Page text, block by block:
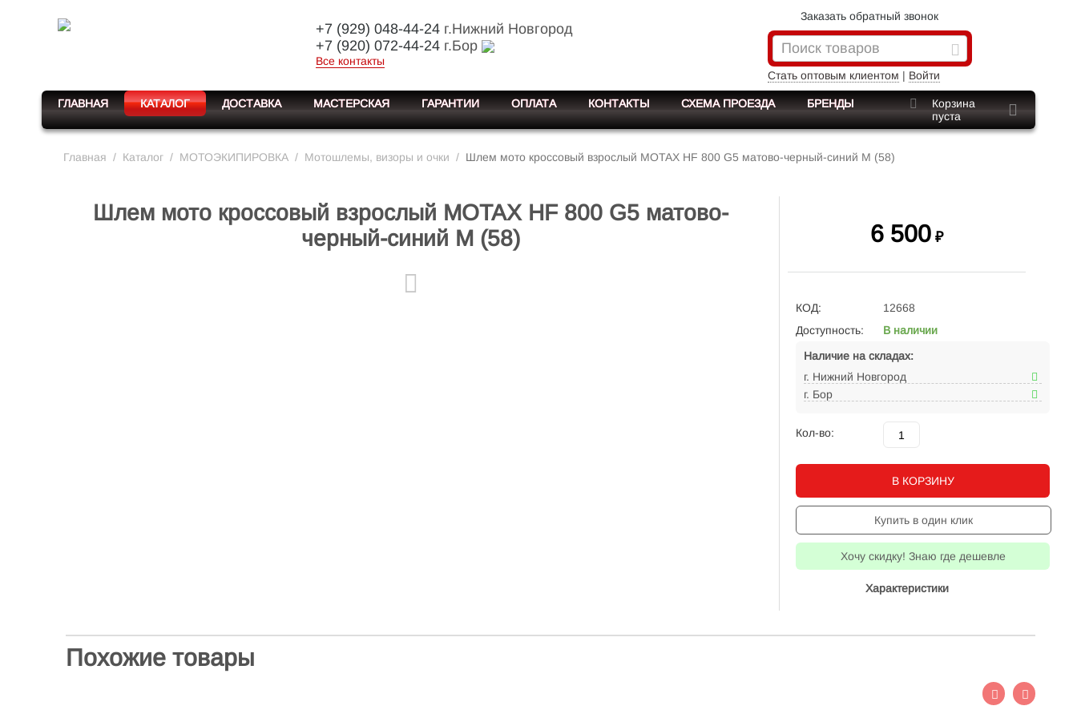
+7 (929) 048-44-24г.Нижний Новгород
+7 (920) 072-44-24г.Бор
Все контакты
Заказать обратный звонок
Стать оптовым клиентом | Войти
ГЛАВНАЯ КАТАЛОГ ДОСТАВКА МАСТЕРСКАЯ ГАРАНТИИ ОПЛАТА КОНТАКТЫ СХЕМА ПРОЕЗДА БРЕНДЫ
Корзина
пуста
Главная / Каталог / МОТОЭКИПИРОВКА / Мотошлемы, визоры и очки / Шлем мото кроссовый взрослый MOTAX HF 800 G5 матово-черный-синий M (58)
Шлем мото кроссовый взрослый MOTAX HF 800 G5 матово-
черный-синий M (58)
6 500 ₽
КОД:
12668
Доступность:
В наличии
Наличие на складах:
г. Нижний Новгород
г. Бор
Кол-во:
В КОРЗИНУ
Купить в один клик
Хочу скидку! Знаю где дешевле
Характеристики
Похожие товары